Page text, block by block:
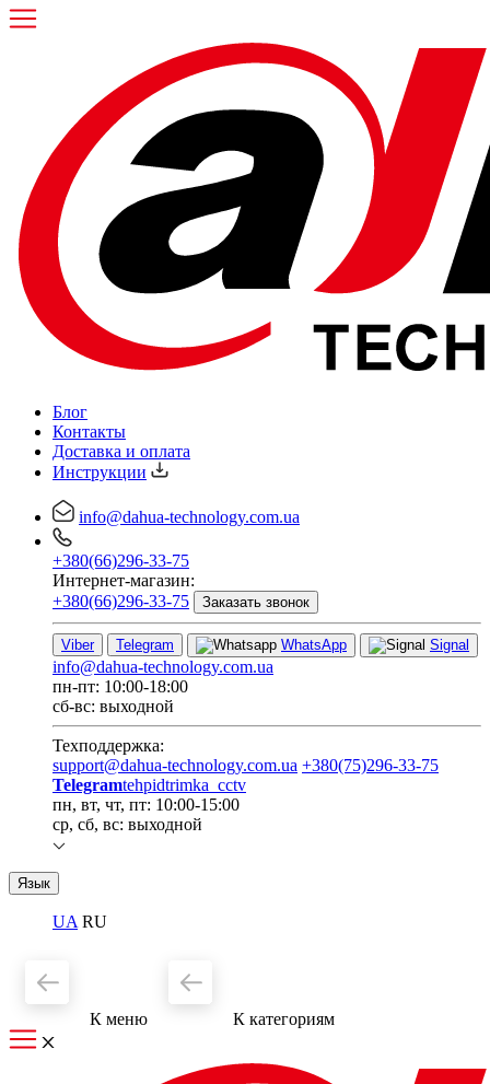
Блог
Контакты
Доставка и оплата
Инструкции
info@dahua-technology.com.ua
+380(66)296-33-75
Интернет-магазин:
+380(66)296-33-75
Заказать звонок
Viber Telegram WhatsApp Signal
info@dahua-technology.com.ua
пн-пт: 10:00-18:00
сб-вс: выходной
Техподдержка:
support@dahua-technology.com.ua +380(75)296-33-75
Telegramtehpidtrimka_cctv
пн, вт, чт, пт: 10:00-15:00
ср, сб, вс: выходной
Язык
UA RU
К меню К категориям